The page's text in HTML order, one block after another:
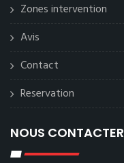
Zones intervention
Avis
Contact
Reservation
NOUS CONTACTER